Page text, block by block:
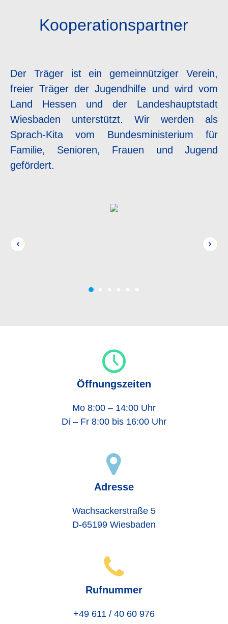
Kooperationspartner
Der Träger ist ein gemeinnütziger Verein,
freier Träger der Jugendhilfe und wird vom
Land Hessen und der Landeshauptstadt
Wiesbaden unterstützt. Wir werden als
Sprach-Kita vom Bundesministerium für
Familie, Senioren, Frauen und Jugend
gefördert.
Öffnungszeiten
Mo 8:00 – 14:00 Uhr
Di – Fr 8:00 bis 16:00 Uhr
Adresse
Wachsackerstraße 5
D-65199 Wiesbaden
Rufnummer
+49 611 / 40 60 976